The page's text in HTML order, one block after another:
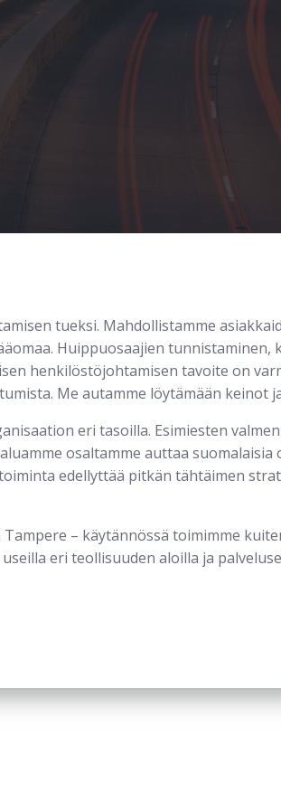
tueksi. Mahdollistamme
Huippuosaajien tunnistaminen,
henkilöstöjohtamisen tavoite on
Me autamme löytämään keinot
eri tasoilla. Esimiesten
osaltamme auttaa suomalaisia
edellyttää pitkän tähtäimen
– käytännössä toimimme
eri teollisuuden aloilla ja